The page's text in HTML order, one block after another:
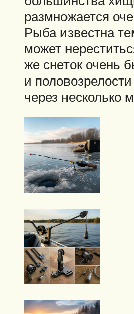
размножается
Рыба известна
может
же снеток очень
и
через несколько